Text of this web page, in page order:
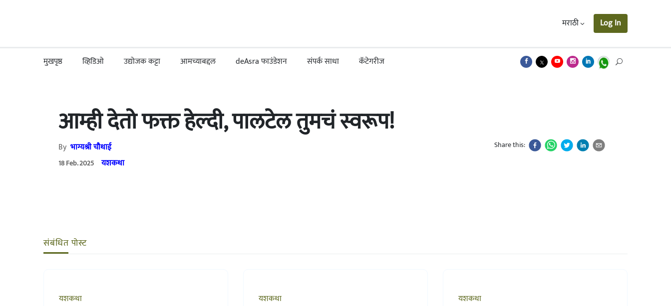
मराठी Log In
मुखपृष्ठ व्हिडिओ उद्योजक कट्टा आमच्याबद्दल deAsra फाउंडेशन संपर्क साधा कॅटेगरीज
आम्ही देतो फक्त हेल्दी, पालटेल तुमचं स्वरूप!
By भाग्यश्री चौथाई
18 Feb. 2025 यशकथा
Share this:
संबंधित पोस्ट
यशकथा यशकथा यशकथा